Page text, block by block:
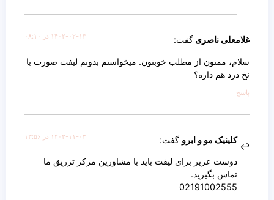
غلامعلی ناصری گفت: ۱۴۰۲-۰۲-۱۳ در ۰۸:۱۰
سلام، ممنون از مطلب خوبتون. میخواستم بدونم لیفت صورت با
نخ درد هم داره؟
پاسخ
کلینیک مو و ابرو گفت: ۱۴۰۲-۱۱-۰۳ در ۱۳:۵۶
دوست عزیز برای لیفت باید با مشاورین مرکز تزریق ما
تماس بگیرید.
02191002555